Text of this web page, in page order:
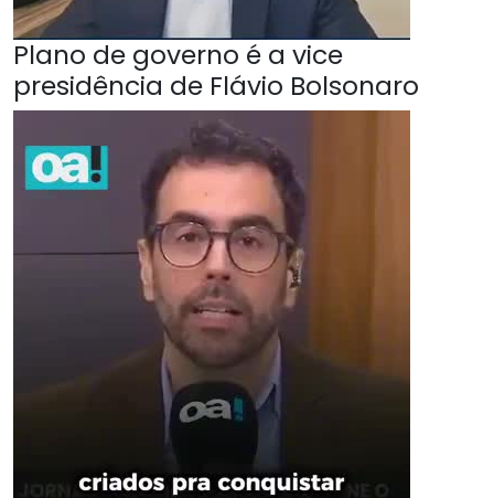
Plano de governo é a vice
presidência de Flávio Bolsonaro